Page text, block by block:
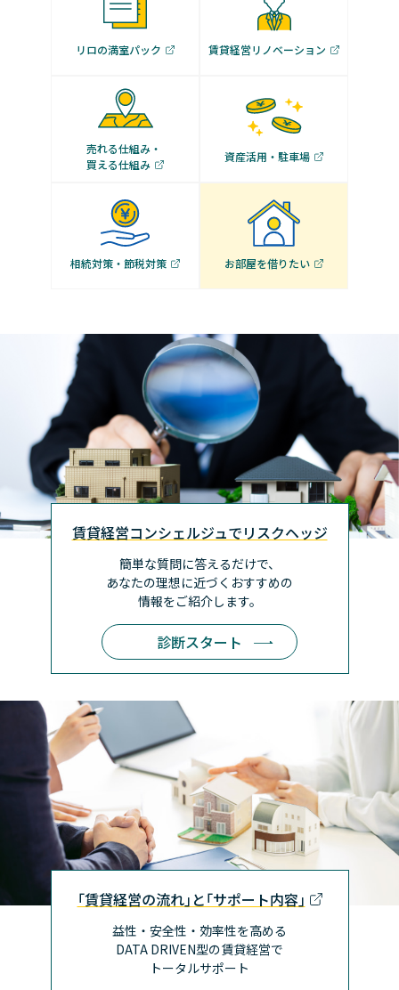
リロの満室パック 賃貸経営リノベーション
売れる仕組み・
買える仕組み
資産活用・駐車場
相続対策・節税対策 お部屋を借りたい
賃貸経営コンシェルジュでリスクヘッジ
簡単な質問に答えるだけで、
あなたの理想に近づく おすすめの
情報をご紹介します。
診断スタート
｢賃貸経営の流れ｣と｢サポート内容｣
益性・安全性・効率性を高める
DATA DRIVEN型の賃貸経営で
トータルサポート